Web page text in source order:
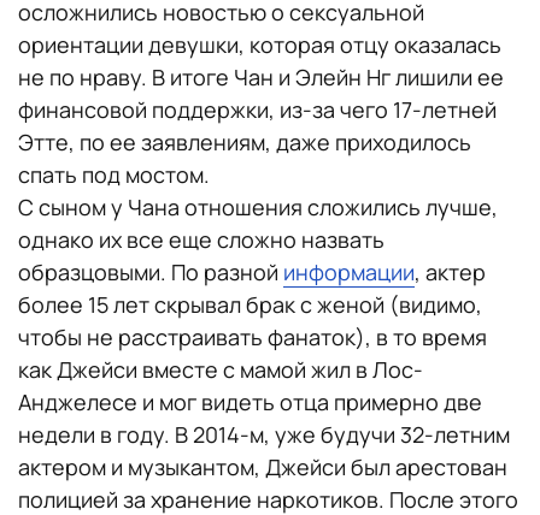
осложнились новостью о сексуальной
ориентации девушки, которая отцу оказалась
не по нраву. В итоге Чан и Элейн Нг лишили ее
финансовой поддержки, из-за чего 17-летней
Этте, по ее заявлениям, даже приходилось
спать под мостом.
С сыном у Чана отношения сложились лучше,
однако их все еще сложно назвать
образцовыми. По разной информации, актер
более 15 лет скрывал брак с женой (видимо,
чтобы не расстраивать фанаток), в то время
как Джейси вместе с мамой жил в Лос-
Анджелесе и мог видеть отца примерно две
недели в году. В 2014-м, уже будучи 32-летним
актером и музыкантом, Джейси был арестован
полицией за хранение наркотиков. После этого